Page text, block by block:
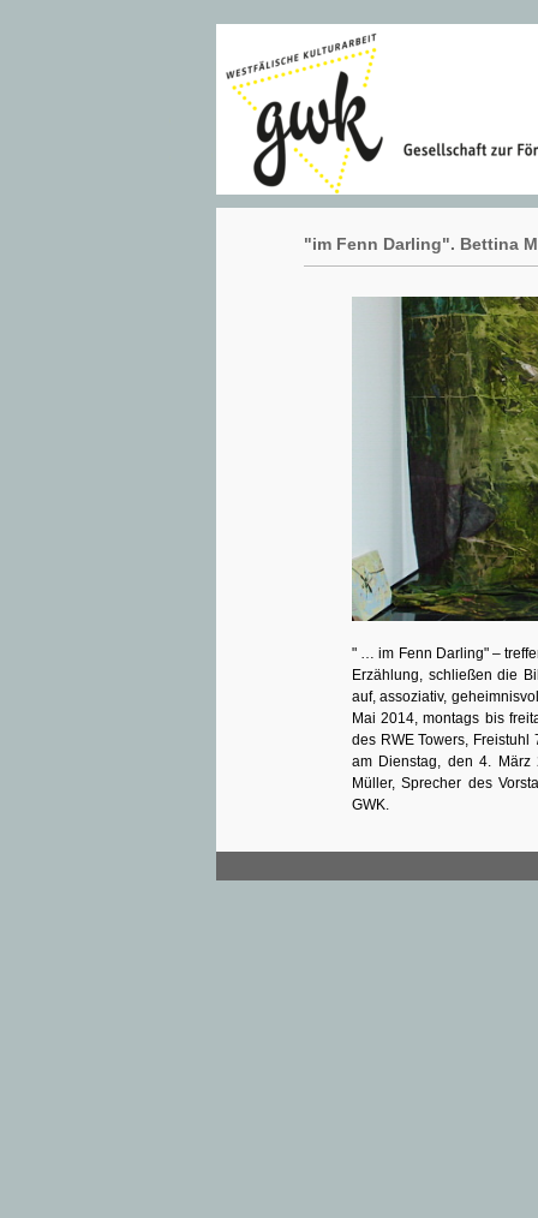
"im Fenn Darling". Bettina
" … im Fenn Darling" –
Erzählung, schließen die
auf, assoziativ,
Mai 2014, montags bis
des RWE Towers, Freistuhl
am Dienstag, den 4. März
Müller, Sprecher des
GWK.